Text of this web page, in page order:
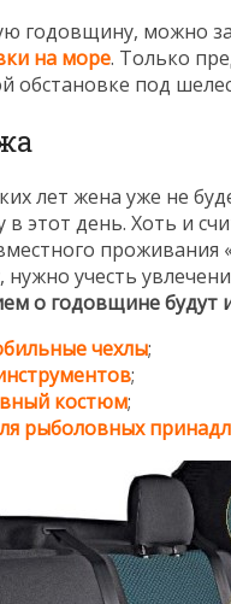
годовщину, можно
на море. Только
обстановке под
лет жена уже не
этот день. Хоть и
проживания
нужно учесть
о годовщине будут
чехлы;
;
костюм;
рыболовных